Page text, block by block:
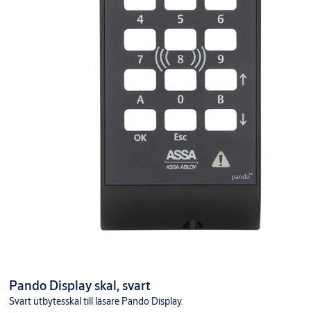
Pando Display skal, svart
Svart utbytesskal till läsare Pando Display.